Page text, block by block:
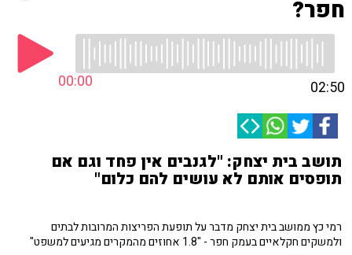
חפר?
00:00 02:50
תושב בית יצחק: "לגנבים אין פחד וגם אם
תופסים אותם לא עושים להם כלום"
רמי כץ ממושב בית יצחק מדבר על תופעת הפריצות המרובות לבתים
ולמשקים חקלאיים בעמק חפר - "1.8 אחוזים מהמקרים מגיעים למשפט"